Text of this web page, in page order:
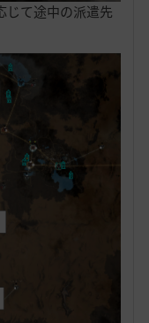
じて途中の派遣先